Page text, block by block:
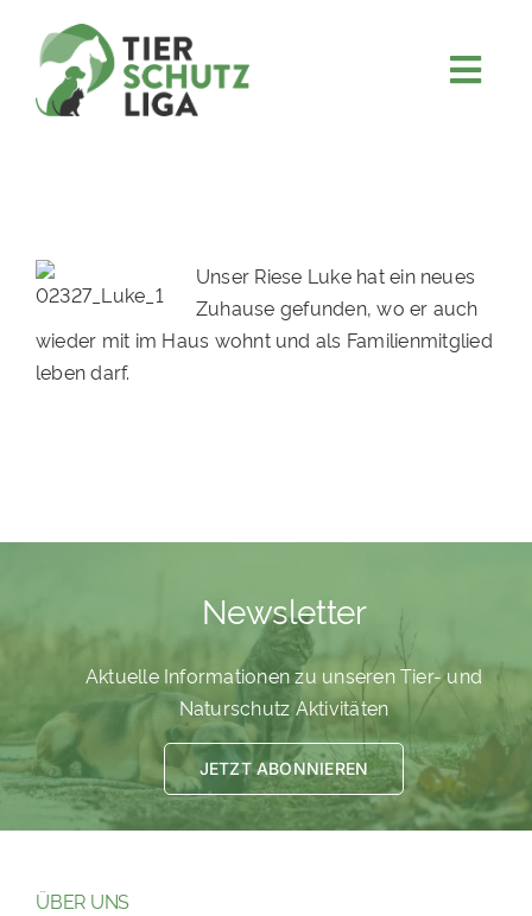
content
MITMACHEN
FÖRDERN & VERERBEN
KOOPERATIONEN
Unser Riese Luke hat ein neues
Zuhause gefunden, wo er auch
wieder mit im Haus wohnt und als Familienmitglied
leben darf.
Newsletter
Aktuelle Informationen zu unseren Tier- und
Naturschutz Aktivitäten
JETZT ABONNIEREN
ÜBER UNS